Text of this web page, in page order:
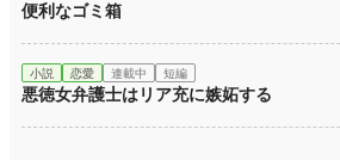
便利なゴミ箱
小説 恋愛 連載中 短編
悪徳女弁護士はリア充に嫉妬する